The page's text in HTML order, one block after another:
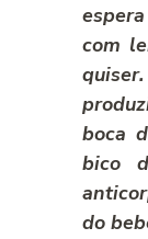
com
boca
bico
do